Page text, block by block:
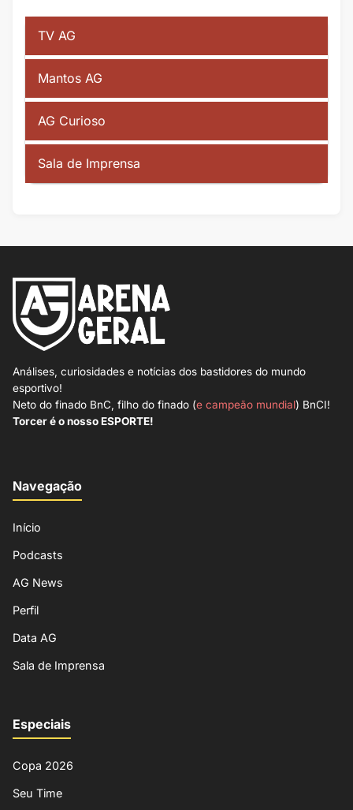
TV AG
Mantos AG
AG Curioso
Sala de Imprensa
Análises, curiosidades e notícias dos bastidores do mundo
esportivo!
Neto do finado BnC, filho do finado (e campeão mundial) BnCI!
Torcer é o nosso ESPORTE!
Navegação
Início
Podcasts
AG News
Perfil
Data AG
Sala de Imprensa
Especiais
Copa 2026
Seu Time